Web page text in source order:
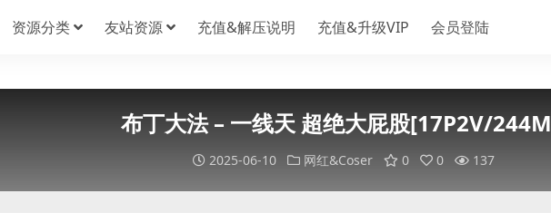
资源分类 友站资源 充值&解压说明 充值&升级VIP 会员登陆
布丁大法 – 一线天 超绝大屁股[17P2V/
2025-06-10 网红&Coser 0 0 137